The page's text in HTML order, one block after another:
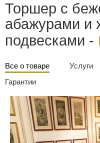
Торшер с
абажурами и
подвесками -
Все о товаре Услуги
Гарантии